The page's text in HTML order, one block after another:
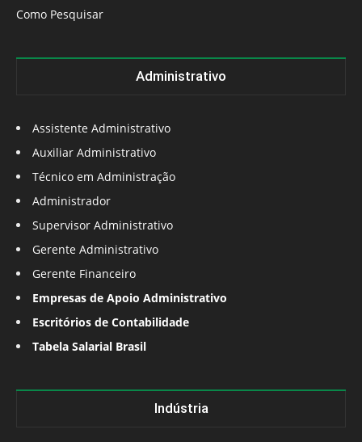
Como Pesquisar
Administrativo
Assistente Administrativo
Auxiliar Administrativo
Técnico em Administração
Administrador
Supervisor Administrativo
Gerente Administrativo
Gerente Financeiro
Empresas de Apoio Administrativo
Escritórios de Contabilidade
Tabela Salarial Brasil
Indústria